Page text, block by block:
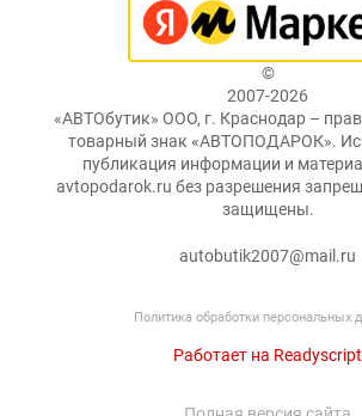
©
2007-2026
«АВТОбутик» ООО, г. Краснодар –
товарный знак «АВТОПОДАРОК».
публикация информации и
avtopodarok.ru без разрешения
защищены.
autobutik2007@mail.ru
Политика обработки персональных
Работает на Readyscript